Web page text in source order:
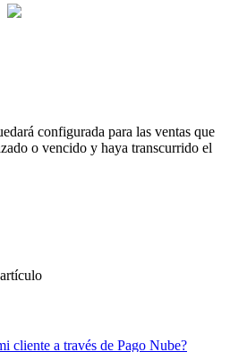
configurada para las ventas que
o vencido y haya transcurrido el
cliente a través de Pago Nube?